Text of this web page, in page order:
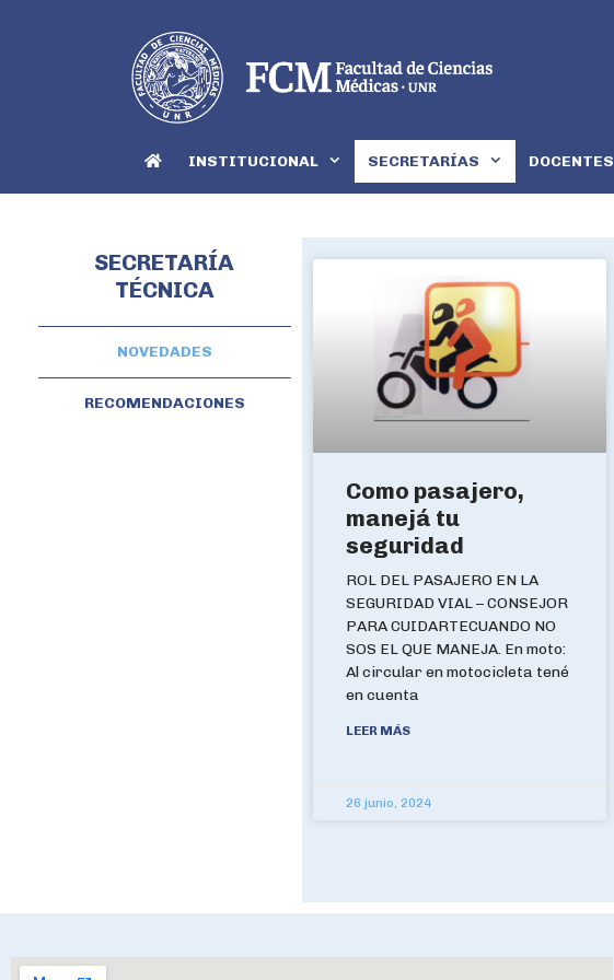
INSTITUCIONAL SECRETARÍAS DOCENTES
SECRETARÍA
TÉCNICA
NOVEDADES
RECOMENDACIONES
Como pasajero,
manejá tu
seguridad
ROL DEL PASAJERO EN LA
SEGURIDAD VIAL – CONSEJOR
PARA CUIDARTECUANDO NO
SOS EL QUE MANEJA. En moto:
Al circular en motocicleta tené
en cuenta
LEER MÁS
26 junio, 2024